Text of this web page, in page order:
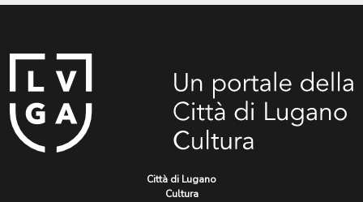
Città di Lugano
Cultura